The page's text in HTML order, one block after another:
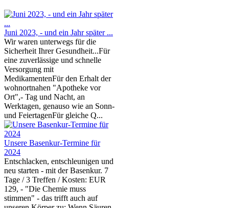
Juni 2023, - und ein Jahr später ...
Wir waren unterwegs für die
Sicherheit Ihrer Gesundheit...Für
eine zuverlässige und schnelle
Versorgung mit
MedikamentenFür den Erhalt der
wohnortnahen "Apotheke vor
Ort",- Tag und Nacht, an
Werktagen, genauso wie an Sonn-
und FeiertagenFür gleiche Q...
Unsere Basenkur-Termine für
2024
Entschlacken, entschleunigen und
neu starten - mit der Basenkur. 7
Tage / 3 Treffen / Kosten: EUR
129, - "Die Chemie muss
stimmen" - das trifft auch auf